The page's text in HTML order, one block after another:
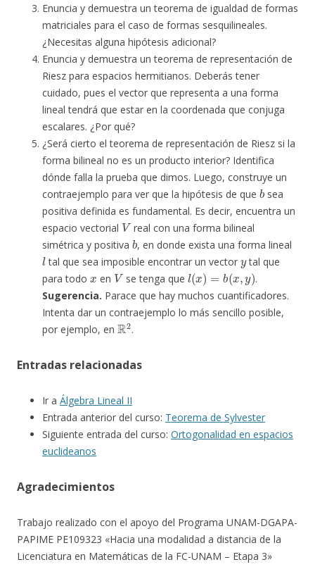
Enuncia y demuestra un teorema de igualdad de formas
matriciales para el caso de formas sesquilineales.
¿Necesitas alguna hipótesis adicional?
Enuncia y demuestra un teorema de representación de
Riesz para espacios hermitianos. Deberás tener
cuidado, pues el vector que representa a una forma
lineal tendrá que estar en la coordenada que conjuga
escalares. ¿Por qué?
¿Será cierto el teorema de representación de Riesz si la
forma bilineal no es un producto interior? Identifica
dónde falla la prueba que dimos. Luego, construye un
contraejemplo para ver que la hipótesis de que
b
sea
positiva definida es fundamental. Es decir, encuentra un
espacio vectorial
V
real con una forma bilineal
simétrica y positiva
b
, en donde exista una forma lineal
l
tal que sea imposible encontrar un vector
y
tal que
para todo
x
en
V
se tenga que
l(x)=b(x,y )
.
Sugerencia. Parace que hay muchos cuantificadores.
Intenta dar un contraejemplo lo más sencillo posible,
por ejemplo, en
R2
.
Entradas relacionadas
Ir a Álgebra Lineal II
Entrada anterior del curso: Teorema de Sylvester
Siguiente entrada del curso: Ortogonalidad en espacios
euclideanos
Agradecimientos
Trabajo realizado con el apoyo del Programa UNAM-DGAPA-
PAPIME PE109323 «Hacia una modalidad a distancia de la
Licenciatura en Matemáticas de la FC-UNAM – Etapa 3»